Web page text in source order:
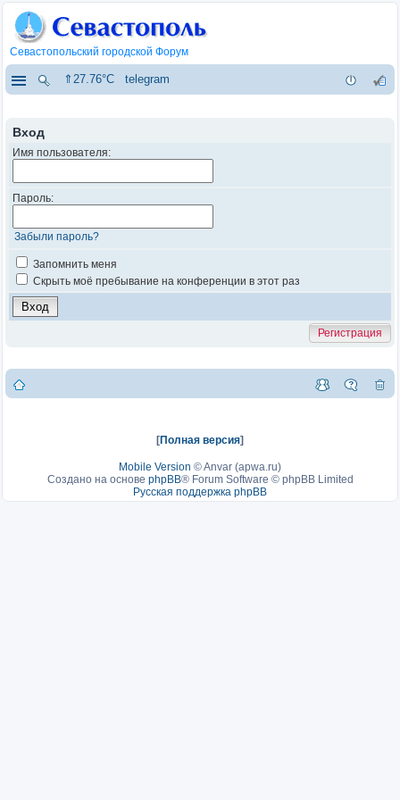
Севастопольский городской Форум
⇑27.76°C telegram
Вход
Имя пользователя:
Пароль:
Забыли пароль?
Запомнить меня
Скрыть моё пребывание на конференции в этот раз
Регистрация
[Полная версия]
Mobile Version ©Anvar (apwa.ru)
Создано на основе phpBB® Forum Software © phpBB Limited
Русская поддержка phpBB